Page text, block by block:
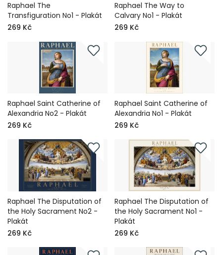
Raphael The
Transfiguration No1 - Plakát
269 Kč
Raphael The Way to
Calvary No1 - Plakát
269 Kč
Raphael Saint Catherine of
Alexandria No2 - Plakát
269 Kč
Raphael Saint Catherine of
Alexandria No1 - Plakát
269 Kč
Raphael The Disputation of
the Holy Sacrament No2 -
Plakát
269 Kč
Raphael The Disputation of
the Holy Sacrament No1 -
Plakát
269 Kč